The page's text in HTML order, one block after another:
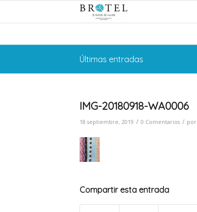
Últimas entradas
IMG-20180918-WA0006
18 septiembre, 2019 / 0 Comentarios / por
Compartir esta entrada